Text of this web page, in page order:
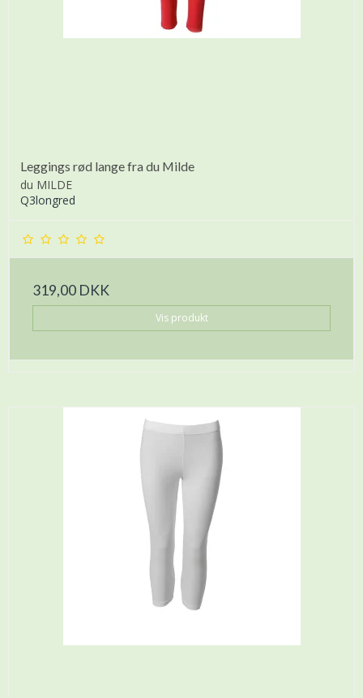
Leggings rød lange fra du Milde
du MILDE
Q3longred
319,00 DKK
Vis produkt